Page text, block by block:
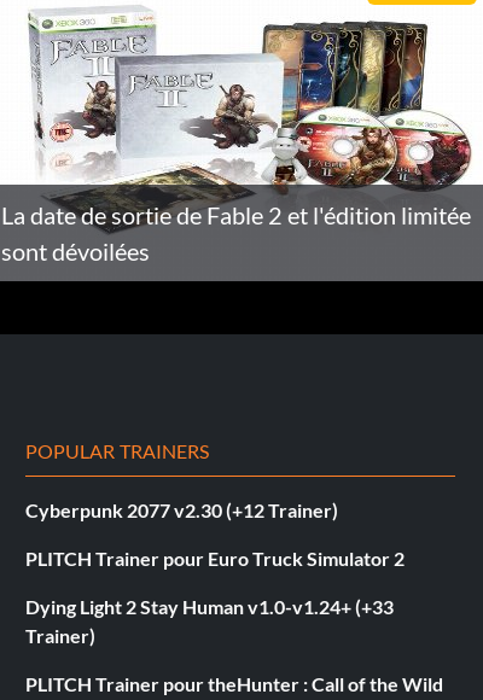
La date de sortie de Fable 2 et l'édition limitée
sont dévoilées
POPULAR TRAINERS
Cyberpunk 2077 v2.30 (+12 Trainer)
PLITCH Trainer pour Euro Truck Simulator 2
Dying Light 2 Stay Human v1.0-v1.24+ (+33
Trainer)
PLITCH Trainer pour theHunter : Call of the Wild